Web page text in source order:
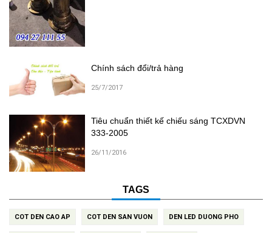
Chính sách đổi/trả hàng
25/7/2017
Tiêu chuẩn thiết kế chiếu sáng TCXDVN
333-2005
26/11/2016
TAGS
COT DEN CAO AP COT DEN SAN VUON DEN LED DUONG PHO